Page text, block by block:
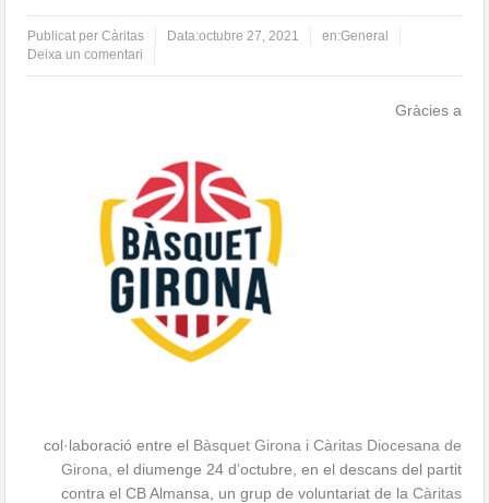
Publicat perCàritas Data:octubre 27, 2021 en:General
Deixa un comentari
Gràcies a
col·laboració entre el Bàsquet Girona i Càritas Diocesana de
Girona , el diumenge 24 d’octubre, en el descans del partit
contra el CB Almansa, un grup de voluntariat de la Càritas